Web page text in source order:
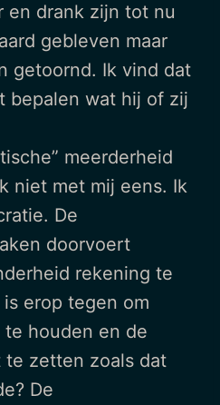
en drank zijn tot nu
gebleven maar
getoornd. Ik vind dat
bepalen wat hij of zij
meerderheid
niet met mij eens. Ik
De
doorvoert
rekening te
erop tegen om
te houden en de
te zetten zoals dat
De